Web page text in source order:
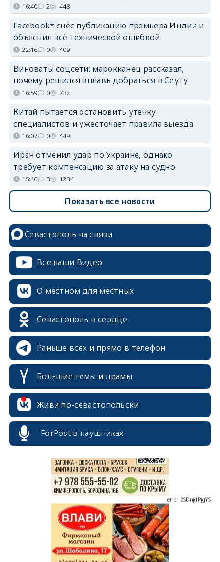
16:40 2 448
Facebook* снёс публикацию премьера Индии и
объяснил всё технической ошибкой
22:16 0 409
Виноваты соцсети: марокканец рассказал,
почему решился вплавь добраться в Сеуту
16:59 0 732
Китай пытается остановить утечку
специалистов и ужесточает правила выезда
16:07 0 449
Иран отменил удар по Украине, однако
требует компенсацию за атаку на судно
15:46 3 1234
Показать все новости
Севастополь на связи
Все наши Видео
О местном для местных
Севастополь в сердце
Раньше всех и прямо в телефон
Большие темы и драмы
Живи по-севастопольски
ForPost в наушниках
erid: 2SDnjdvhGXG